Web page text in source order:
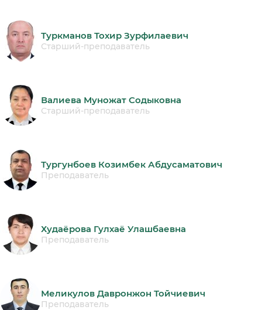
Туркманов Тохир Зурфилаевич
Старший-преподаватель
Валиева Муножат Содыковна
Старший-преподаватель
Тургунбоев Козимбек Абдусаматович
Преподаватель
Худаёрова Гулхаё Улашбаевна
Преподаватель
Меликулов Давронжон Тойчиевич
Преподаватель